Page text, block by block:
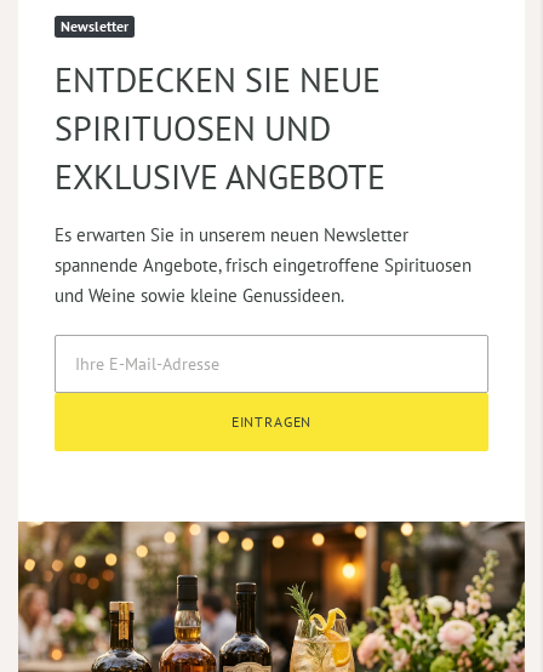
Newsletter
ENTDECKEN SIE NEUE
SPIRITUOSEN UND
EXKLUSIVE ANGEBOTE
Es erwarten Sie in unserem neuen Newsletter
spannende Angebote, frisch eingetroffene Spirituosen
und Weine sowie kleine Genussideen.
EINTRAGEN